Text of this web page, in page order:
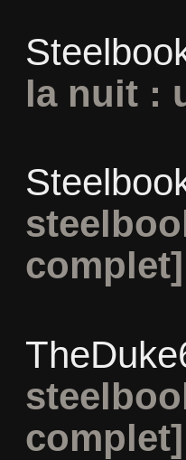
la nuit :
complet]
complet]